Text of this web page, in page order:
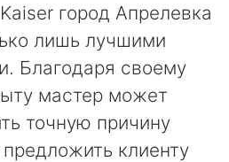
город Апрелевка
лишь лучшими
Благодаря своему
мастер может
точную причину
клиенту